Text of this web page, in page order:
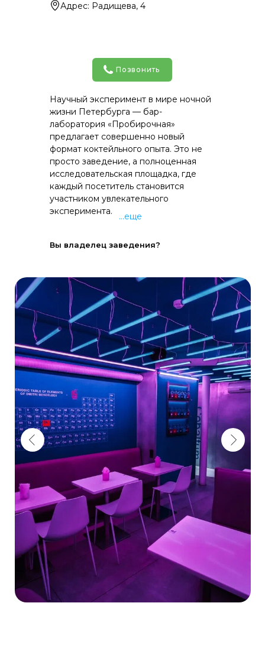
Адрес: Радищева, 4
Позвонить
Научный эксперимент в мире ночной
жизни Петербурга — бар-
лаборатория «Пробирочная»
предлагает совершенно новый
формат коктейльного опыта. Это не
просто заведение, а полноценная
исследовательская площадка, где
каждый посетитель становится
участником увлекательного
эксперимента.
...еще
Вы владелец заведения?